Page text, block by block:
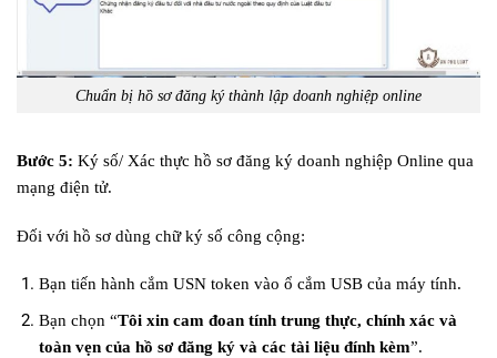
Chuẩn bị hồ sơ đăng ký thành lập doanh nghiệp online
Bước 5: Ký số/ Xác thực hồ sơ đăng ký doanh nghiệp Online qua
mạng điện tử.
Đối với hồ sơ dùng chữ ký số công cộng:
Bạn tiến hành cắm USN token vào ổ cắm USB của máy tính.
Bạn chọn “Tôi xin cam đoan tính trung thực, chính xác và
toàn vẹn của hồ sơ đăng ký và các tài liệu đính kèm”.